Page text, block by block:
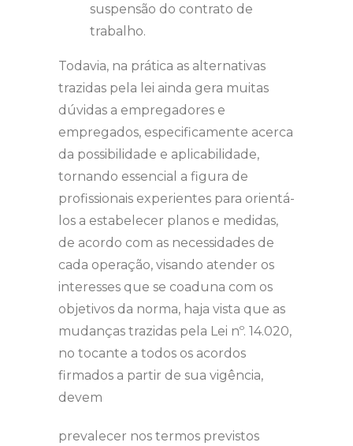
suspensão do contrato de
trabalho.
Todavia, na prática as alternativas
trazidas pela lei ainda gera muitas
dúvidas a empregadores e
empregados, especificamente acerca
da possibilidade e aplicabilidade,
tornando essencial a figura de
profissionais experientes para orientá-
los a estabelecer planos e medidas,
de acordo com as necessidades de
cada operação, visando atender os
interesses que se coaduna com os
objetivos da norma, haja vista que as
mudanças trazidas pela Lei nº. 14.020,
no tocante a todos os acordos
firmados a partir de sua vigência,
devem
prevalecer nos termos previstos